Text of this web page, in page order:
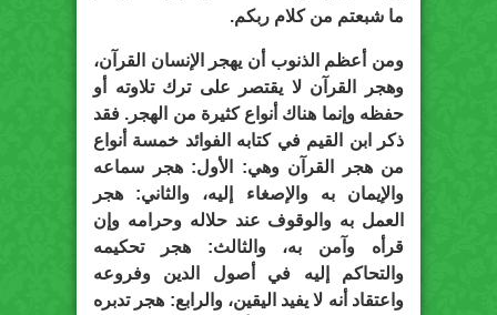
ما شبعتم من كلام ربكم.
ومن أعظم الذنوب أن يهجر الإنسان القرآن،
وهجر القرآن لا يقتصر على ترك تلاوته أو
حفظه وإنما هناك أنواع كثيرة من الهجر. فقد
ذكر ابن القيم في كتابه الفوائد خمسة أنواع
من هجر القرآن وهي:
الأول: هجر سماعه
والإيمان به والإصغاء إليه، والثاني: هجر
العمل به والوقوف عند حلاله وحرامه وإن
قرأه وآمن به،والثالث: هجر تحكيمه
والتحاكم إليه في أصول الدين وفروعه
واعتقاد أنه لا يفيد اليقين،والرابع: هجر تدبره